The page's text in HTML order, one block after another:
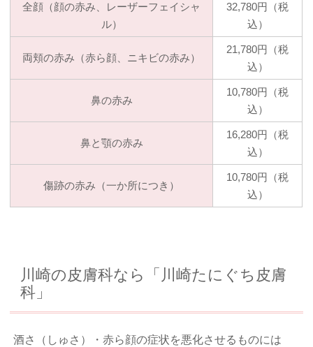
全顔（顔の赤み、レーザーフェイシャ
ル）
32,780円（税
込）
両頬の赤み（赤ら顔、ニキビの赤み）
21,780円（税
込）
鼻の赤み
10,780円（税
込）
鼻と顎の赤み
16,280円（税
込）
傷跡の赤み（一か所につき）
10,780円（税
込）
川崎の皮膚科なら「川崎たにぐち皮膚
科」
酒さ（しゅさ）・赤ら顔の症状を悪化させるものには